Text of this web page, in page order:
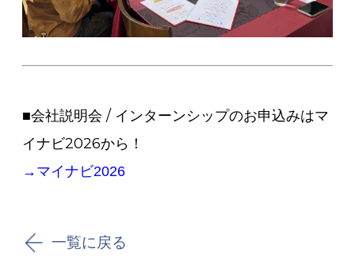
■会社説明会 / インターンシップのお申込みはマ
イナビ2026から！
→ マイナビ2026
一覧に戻る